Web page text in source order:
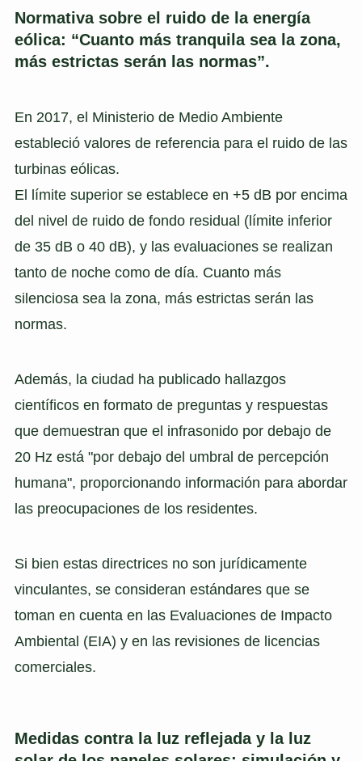
Normativa sobre el ruido de la energía
eólica: “Cuanto más tranquila sea la zona,
más estrictas serán las normas”.
En 2017, el Ministerio de Medio Ambiente
estableció valores de referencia para el ruido de las
turbinas eólicas.
El límite superior se establece en +5 dB por encima
del nivel de ruido de fondo residual (límite inferior
de 35 dB o 40 dB), y las evaluaciones se realizan
tanto de noche como de día. Cuanto más
silenciosa sea la zona, más estrictas serán las
normas.
Además, la ciudad ha publicado hallazgos
científicos en formato de preguntas y respuestas
que demuestran que el infrasonido por debajo de
20 Hz está "por debajo del umbral de percepción
humana", proporcionando información para abordar
las preocupaciones de los residentes.
Si bien estas directrices no son jurídicamente
vinculantes, se consideran estándares que se
toman en cuenta en las Evaluaciones de Impacto
Ambiental (EIA) y en las revisiones de licencias
comerciales.
Medidas contra la luz reflejada y la luz